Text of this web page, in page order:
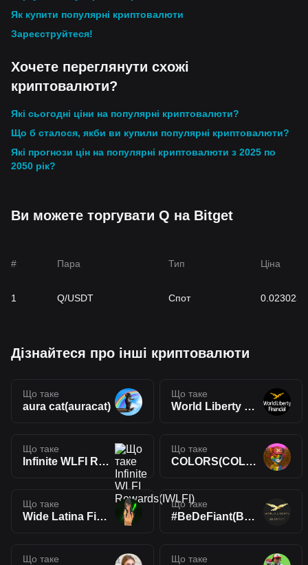
Як купити популярні криптовалюти
Зареєструйтеся!
Хочете переглянути схожі
криптовалюти?
Які сьогодні ціни на популярні криптовалюти?
Що б сталося, якби ви купили популярні криптовалюти?
Які прогнози цін на популярні криптовалюти з 2025 по
2050 рік?
Ви можете торгувати Q на Bitget
# Пара Тип Ціна
1 Q/USDT Спот 0.0230231
Дізнайтеся про інші криптовалюти
Що таке
aura cat(auracat)
Що таке
World Liberty Ponzi(WLP)
Що таке
Infinite WLFI Rewards(IWLFI)
Що таке
COLORS(COLORS🔥)
Що таке
Wide Latina Finance Index(WLFI)
Що таке
#BeDeFiant(BeDeFiant)
Що таке Що таке